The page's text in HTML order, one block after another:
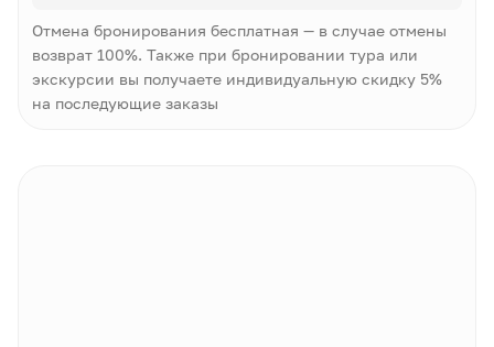
Отмена бронирования бесплатная — в случае отмены
возврат 100%. Также при бронировании тура или
экскурсии вы получаете индивидуальную скидку 5%
на последующие заказы